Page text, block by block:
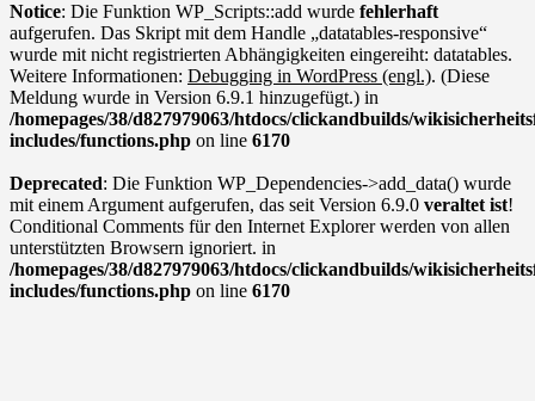
Notice: Die Funktion WP_Scripts::add wurde fehlerhaft
aufgerufen. Das Skript mit dem Handle „datatables-responsive“
wurde mit nicht registrierten Abhängigkeiten eingereiht: datatables.
Weitere Informationen: Debugging in WordPress (engl.). (Diese
Meldung wurde in Version 6.9.1 hinzugefügt.) in
/homepages/38/d827979063/htdocs/clickandbuilds/
includes/functions.php on line 6170
Deprecated: Die Funktion WP_Dependencies->add_data() wurde
mit einem Argument aufgerufen, das seit Version 6.9.0 veraltet ist!
Conditional Comments für den Internet Explorer werden von allen
unterstützten Browsern ignoriert. in
/homepages/38/d827979063/htdocs/clickandbuilds/
includes/functions.php on line 6170